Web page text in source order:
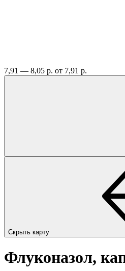
7,91 — 8,05 р. от 7,91 р.
Скрыть карту
Флуконазол,